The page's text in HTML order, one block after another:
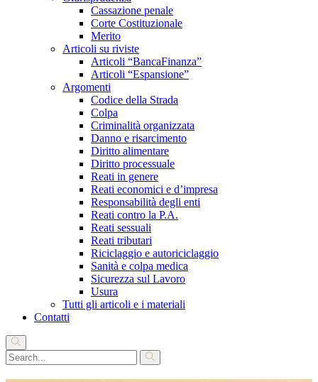
Cassazione penale
Corte Costituzionale
Merito
Articoli su riviste
Articoli “BancaFinanza”
Articoli “Espansione”
Argomenti
Codice della Strada
Colpa
Criminalità organizzata
Danno e risarcimento
Diritto alimentare
Diritto processuale
Reati in genere
Reati economici e d’impresa
Responsabilità degli enti
Reati contro la P.A.
Reati sessuali
Reati tributari
Riciclaggio e autoriciclaggio
Sanità e colpa medica
Sicurezza sul Lavoro
Usura
Tutti gli articoli e i materiali
Contatti